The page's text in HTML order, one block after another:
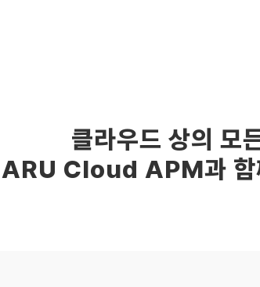
클라우드 상의 모
Cloud APM과 함